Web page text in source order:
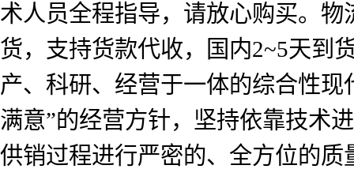
术人员全程指导，请放心购买。
货，支持货款代收，国内2~5天到
产、科研、经营于一体的综合性
满意”的经营方针，坚持依靠技术
供销过程进行严密的、全方位的